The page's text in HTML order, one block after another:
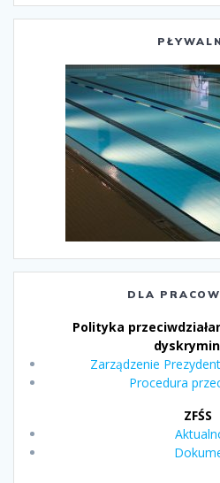
DLA
Polityka
Zarządzenie
Procedura
ZFŚS